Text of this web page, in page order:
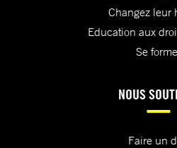
Changez leur
Education aux
Se
NOUS
Faire un